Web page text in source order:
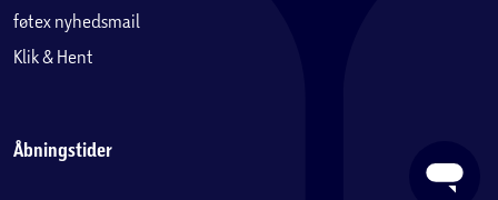
føtex nyhedsmail
Klik & Hent
Åbningstider